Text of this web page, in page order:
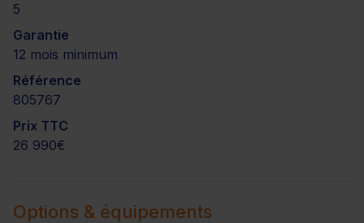
5
Garantie
12 mois minimum
Référence
805767
Prix TTC
26 990€
Options & équipements